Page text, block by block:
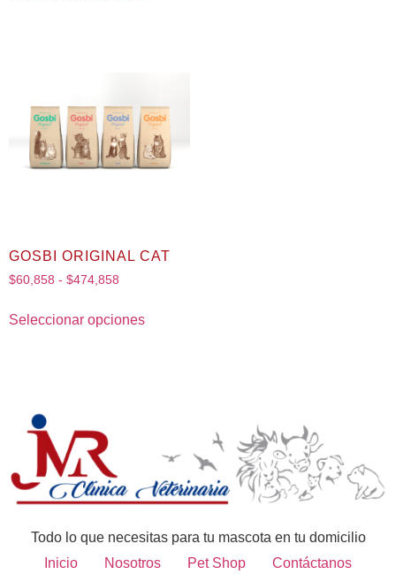
GOSBI ORIGINAL CAT
$60,858 - $474,858
Seleccionar opciones
Todo lo que necesitas para tu mascota en tu domicilio
Inicio
Nosotros Pet Shop
Contáctanos